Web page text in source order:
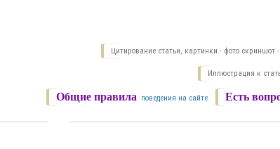
Цитирование статьи, картинки - фото скриншот -
Иллюстрация к
Есть
Общие правила поведения на сайте.